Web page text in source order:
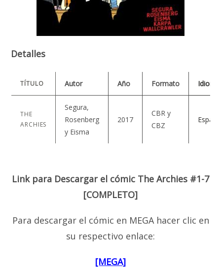
Detalles
TÍTULO Autor Año Formato Idioma
THE
ARCHIES
Segura,
Rosenberg
y Eisma
2017
CBR y
CBZ
Link para Descargar el cómic The Archies #1-7
[COMPLETO]
Para descargar el cómic en MEGA hacer clic en
su respectivo enlace:
[MEGA]